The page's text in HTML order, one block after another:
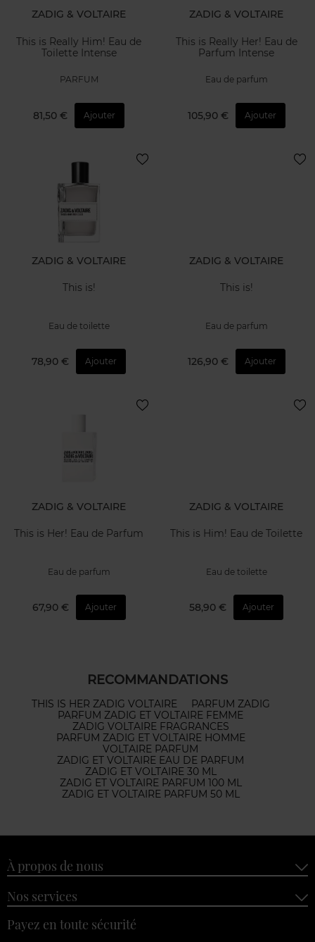
ZADIG & VOLTAIRE
This is Really Him! Eau de
Toilette Intense
PARFUM
81,50 € Ajouter
ZADIG & VOLTAIRE
This is Really Her! Eau de
Parfum Intense
Eau de parfum
105,90 € Ajouter
ZADIG & VOLTAIRE
This is!
Eau de toilette
78,90 € Ajouter
ZADIG & VOLTAIRE
This is!
Eau de parfum
126,90 € Ajouter
ZADIG & VOLTAIRE
This is Her! Eau de Parfum
Eau de parfum
67,90 € Ajouter
ZADIG & VOLTAIRE
This is Him! Eau de Toilette
Eau de toilette
58,90 € Ajouter
RECOMMANDATIONS
THIS IS HER ZADIG VOLTAIRE
PARFUM ZADIG
PARFUM ZADIG ET VOLTAIRE FEMME
ZADIG VOLTAIRE FRAGRANCES
PARFUM ZADIG ET VOLTAIRE HOMME
VOLTAIRE PARFUM
ZADIG ET VOLTAIRE EAU DE PARFUM
ZADIG ET VOLTAIRE 30 ML
ZADIG ET VOLTAIRE PARFUM 100 ML
ZADIG ET VOLTAIRE PARFUM 50 ML
À propos de nous
Nos services
Payez en toute sécurité